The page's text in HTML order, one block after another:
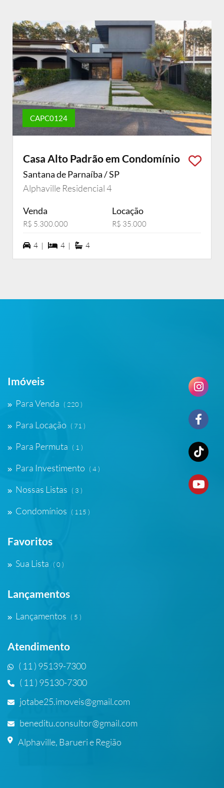
CAPC0124
Casa Alto Padrão em Condomínio
Santana de Parnaíba / SP
Alphaville Residencial 4
Venda
R$ 5.300.000
Locação
R$ 35.000
4 vagas na garagem
4 | 4 dormiórios
4 | 4 suítes
4
Imóveis
Para Venda ( 220 )
Para Locação ( 71 )
Para Permuta ( 1 )
Para Investimento ( 4 )
Nossas Listas ( 3 )
Condomínios ( 115 )
Favoritos
Sua Lista ( 0 )
Lançamentos
Lançamentos ( 5 )
Atendimento
( 11 ) 95139-7300
( 11 ) 95130-7300
jotabe25.imoveis@gmail.com
beneditu.consultor@gmail.com
Alphaville, Barueri e Região